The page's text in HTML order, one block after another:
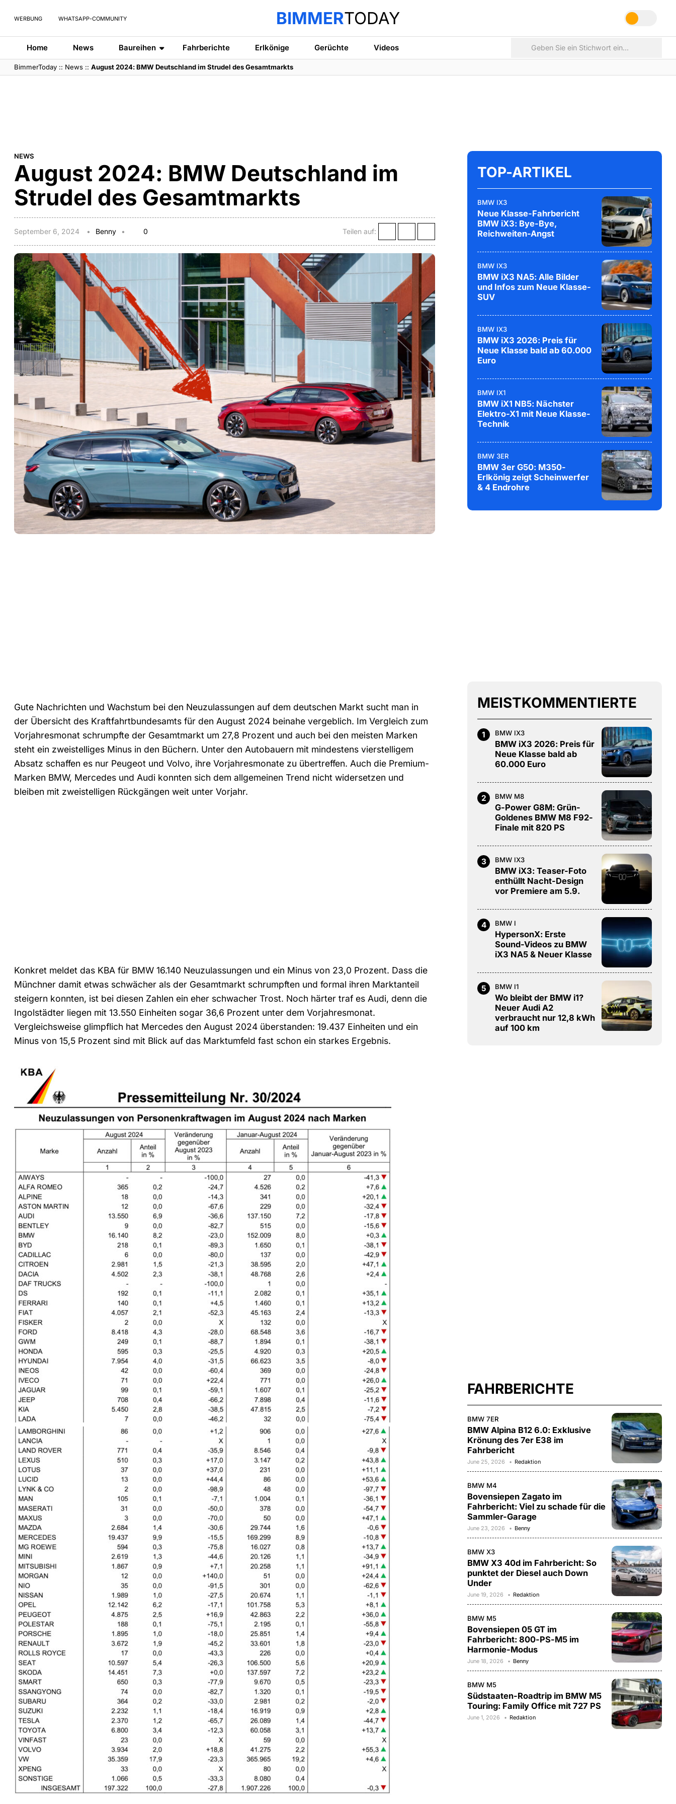
WERBUNG WHATSAPP-COMMUNITY BIMMERTODAY
Home News Baureihen Fahrberichte Erlkönige Gerüchte Videos
BimmerToday :: News ::August 2024: BMW Deutschland im Strudel des Gesamtmarkts
NEWS
August 2024: BMW Deutschland im
Strudel des Gesamtmarkts
September 6, 2024 Benny 0 Teilen auf:
Gute Nachrichten und Wachstum bei den Neuzulassungen auf dem deutschen Markt sucht man in
der Übersicht des Kraftfahrtbundesamts für den August 2024 beinahe vergeblich. Im Vergleich zum
Vorjahresmonat schrumpfte der Gesamtmarkt um 27,8 Prozent und auch bei den meisten Marken
steht ein zweistelliges Minus in den Büchern. Unter den Autobauern mit mindestens vierstelligem
Absatz schaffen es nur Peugeot und Volvo, ihre Vorjahresmonate zu übertreffen. Auch die Premium-
Marken BMW, Mercedes und Audi konnten sich dem allgemeinen Trend nicht widersetzen und
bleiben mit zweistelligen Rückgängen weit unter Vorjahr.
Konkret meldet das KBA für BMW 16.140 Neuzulassungen und ein Minus von 23,0 Prozent. Dass die
Münchner damit etwas schwächer als der Gesamtmarkt schrumpften und formal ihren Marktanteil
steigern konnten, ist bei diesen Zahlen ein eher schwacher Trost. Noch härter traf es Audi, denn die
Ingolstädter liegen mit 13.550 Einheiten sogar 36,6 Prozent unter dem Vorjahresmonat.
Vergleichsweise glimpflich hat Mercedes den August 2024 überstanden: 19.437 Einheiten und ein
Minus von 15,5 Prozent sind mit Blick auf das Marktumfeld fast schon ein starkes Ergebnis.
TOP-ARTIKEL
BMW IX3
Neue Klasse-Fahrbericht
BMW iX3: Bye-Bye,
Reichweiten-Angst
BMW IX3
BMW iX3 NA5: Alle Bilder
und Infos zum Neue Klasse-
SUV
BMW IX3
BMW iX3 2026: Preis für
Neue Klasse bald ab 60.000
Euro
BMW IX1
BMW iX1 NB5: Nächster
Elektro-X1 mit Neue Klasse-
Technik
BMW 3ER
BMW 3er G50: M350-
Erlkönig zeigt Scheinwerfer
& 4 Endrohre
MEISTKOMMENTIERTE
1 BMW IX3
BMW iX3 2026: Preis für
Neue Klasse bald ab
60.000 Euro
2 BMW M8
G-Power G8M: Grün-
Goldenes BMW M8 F92-
Finale mit 820 PS
3 BMW IX3
BMW iX3: Teaser-Foto
enthüllt Nacht-Design
vor Premiere am 5.9.
4 BMW I
HypersonX: Erste
Sound-Videos zu BMW
iX3 NA5 & Neuer Klasse
5 BMW I1
Wo bleibt der BMW i1?
Neuer Audi A2
verbraucht nur 12,8 kWh
auf 100 km
FAHRBERICHTE
BMW 7ER
BMW Alpina B12 6.0: Exklusive
Krönung des 7er E38 im
Fahrbericht
June 25, 2026 Redaktion
BMW M4
Bovensiepen Zagato im
Fahrbericht: Viel zu schade für die
Sammler-Garage
June 23, 2026 Benny
BMW X3
BMW X3 40d im Fahrbericht: So
punktet der Diesel auch Down
Under
June 19, 2026 Redaktion
BMW M5
Bovensiepen 05 GT im
Fahrbericht: 800-PS-M5 im
Harmonie-Modus
June 18, 2026 Benny
BMW M5
Südstaaten-Roadtrip im BMW M5
Touring: Family Office mit 727 PS
June 1, 2026 Redaktion